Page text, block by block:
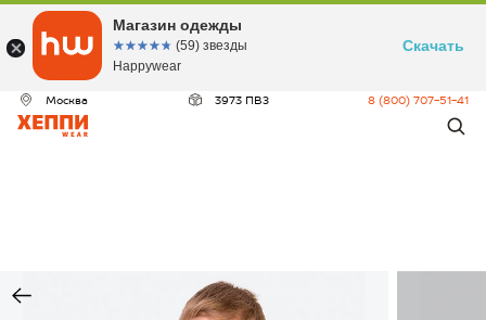
Москва 3973 ПВЗ 8 (800) 707-51-41
Магазин одежды
☆☆☆☆☆
★★★★★ (59) звезды
Happywear
Скачать